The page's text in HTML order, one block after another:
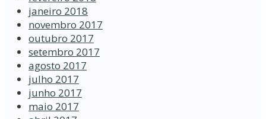
janeiro 2018
novembro 2017
outubro 2017
setembro 2017
agosto 2017
julho 2017
junho 2017
maio 2017